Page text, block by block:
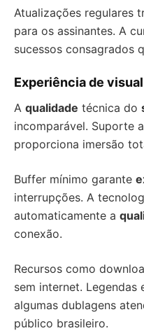
Atualizações regulares
para os assinantes. A
sucessos consagrados
Experiência de
A qualidade técnica do
incomparável. Suporte
proporciona imersão
Buffer mínimo garante
interrupções. A
automaticamente a
conexão.
Recursos como
sem internet. Legendas
algumas dublagens
público brasileiro.